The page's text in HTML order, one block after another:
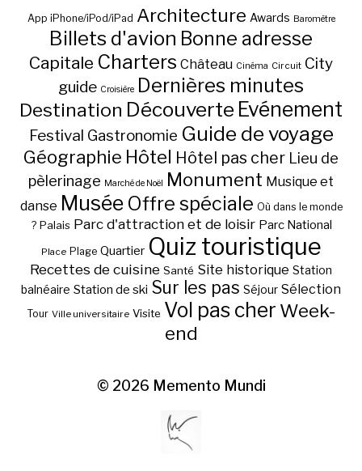
App iPhone/iPod/iPad Architecture Awards Baromètre
Billets d'avion Bonne adresse
Capitale Charters Château Cinéma Circuit City
guide Croisière Dernières minutes
Destination Découverte Evénement
Festival Gastronomie Guide de voyage
Géographie Hôtel Hôtel pas cher Lieu de
pèlerinage Marché de Noël Monument Musique et
danse Musée Offre spéciale Où dans le monde
? Palais Parc d'attraction et de loisir Parc National
Place Plage Quartier Quiz touristique
Recettes de cuisine Santé Site historique Station
balnéaire Station de ski Sur les pas Séjour Sélection
Tour Ville universitaire Visite Vol pas cher Week-
end
© 2026 Memento Mundi